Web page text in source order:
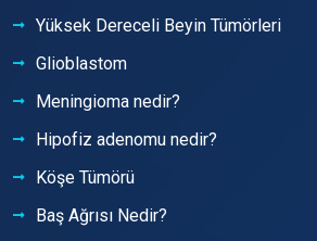
Yüksek Dereceli Beyin Tümörleri
Glioblastom
Meningioma nedir?
Hipofiz adenomu nedir?
Köşe Tümörü
Baş Ağrısı Nedir?